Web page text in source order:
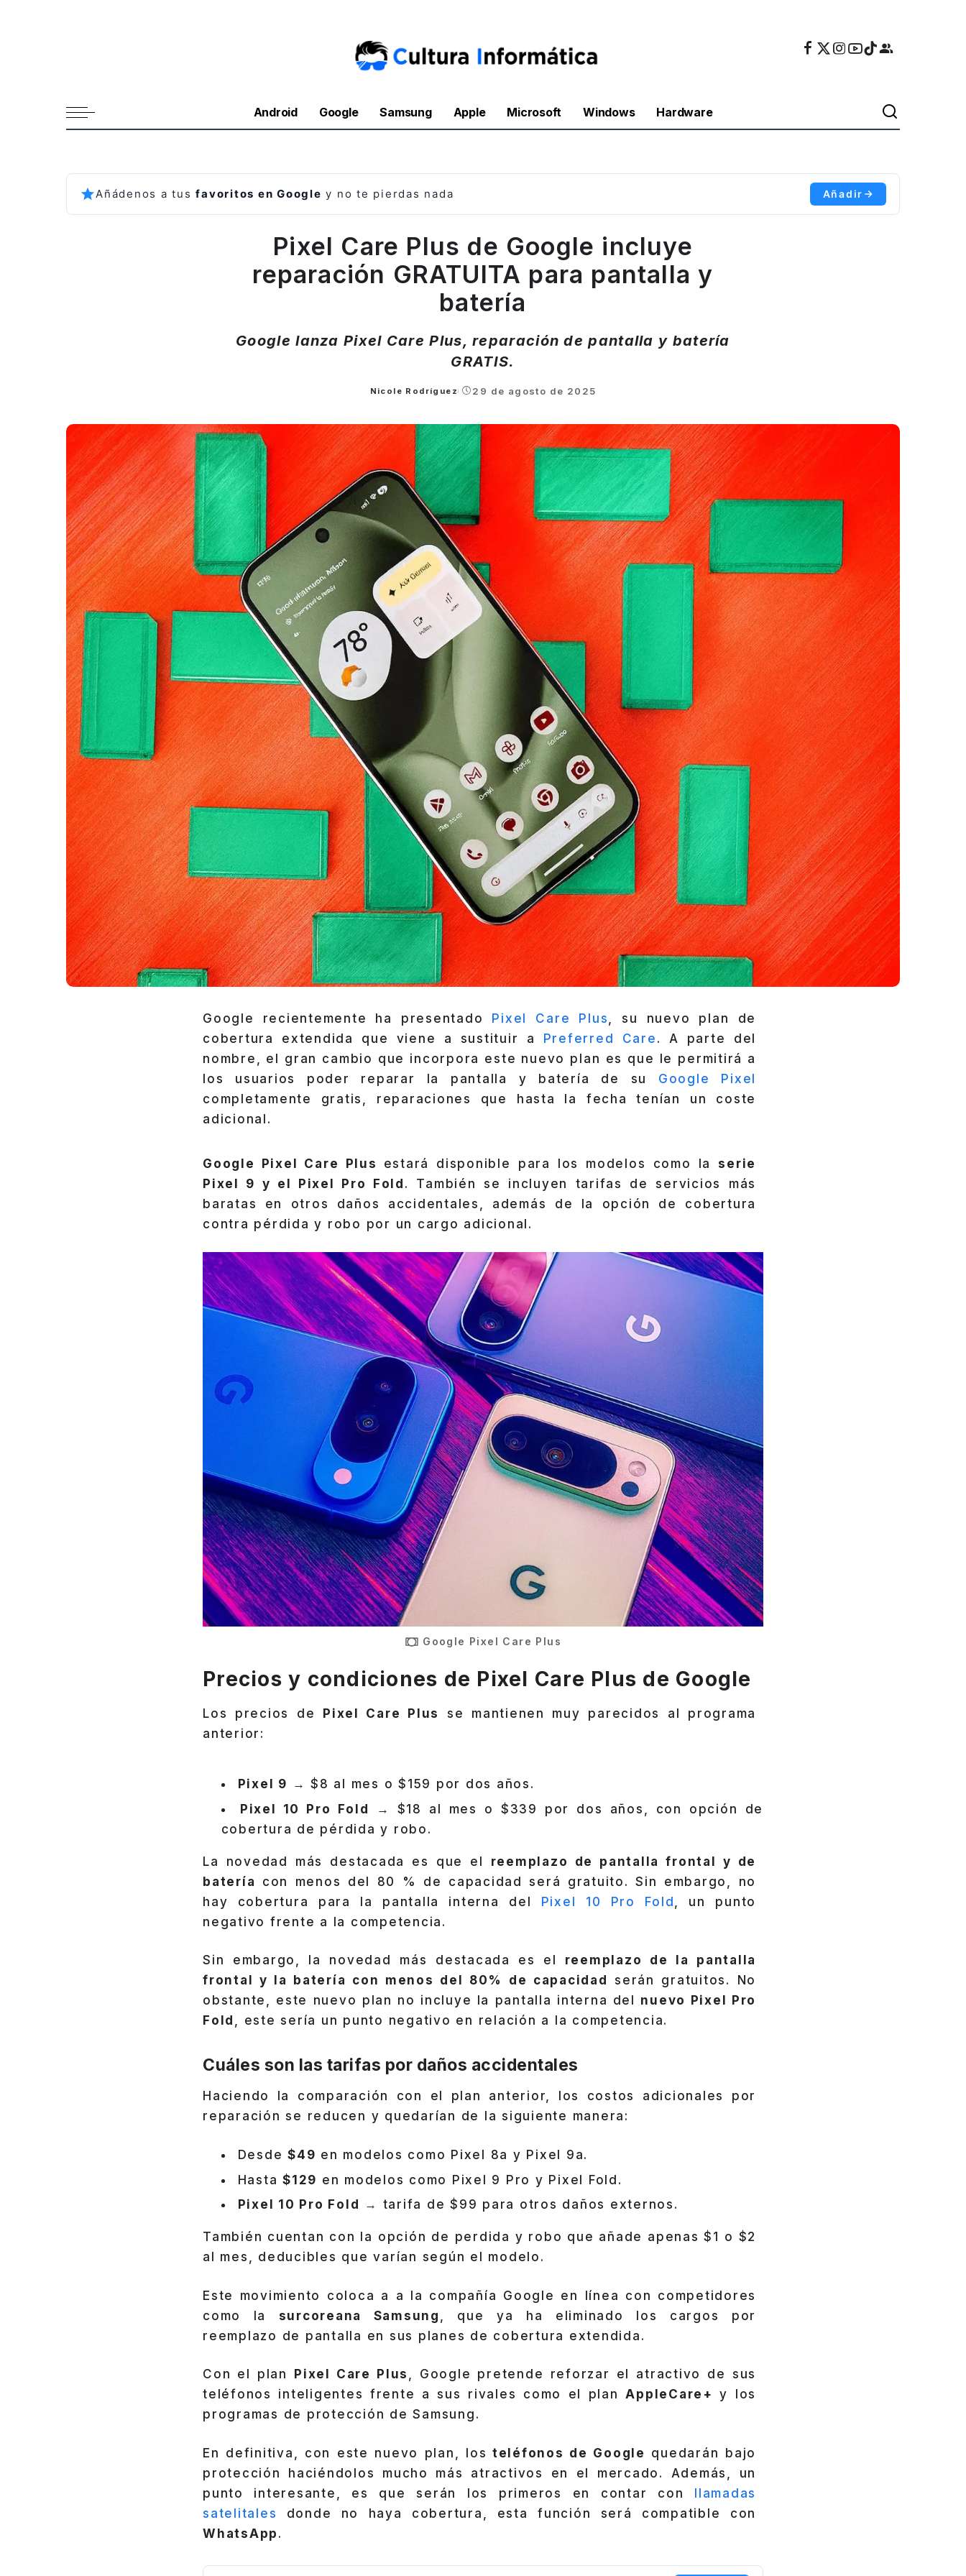
Android Google Samsung Apple Microsoft Windows Hardware
Añádenos a tusfavoritos en Google y no te pierdas nada Añadir
Pixel Care Plus de Google incluye
reparación GRATUITA para pantalla y
batería
Google lanza Pixel Care Plus, reparación de pantalla y batería
GRATIS.
Posted
Nicole Rodríguez 29 de agosto de 2025
Google recientemente ha presentado Pixel Care Plus, su nuevo plan de
cobertura extendida que viene a sustituir a
Preferred Care . A parte del
nombre, el gran cambio que incorpora este nuevo plan es que le permitirá a
los usuarios poder reparar la pantalla y batería de su Google Pixel
completamente gratis, reparaciones que hasta la fecha tenían un coste
adicional.
Google Pixel Care Plus estará disponible para los modelos como laserie
Pixel 9 y el Pixel Pro Fold . También se incluyen tarifas de servicios más
baratas en otros daños accidentales, además de la opción de cobertura
contra pérdida y robo por un cargo adicional.
Google Pixel Care Plus
Precios y condiciones de Pixel Care Plus de Google
Los precios de Pixel Care Plus
se mantienen muy parecidos al programa
anterior:
Pixel 9 → $8 al mes o $159 por dos años.
Pixel 10 Pro Fold
→ $18 al mes o $339 por dos años, con opción de
cobertura de pérdida y robo.
La novedad más destacada es que el reemplazo de pantalla frontal y de
batería
con menos del 80 % de capacidad será gratuito. Sin embargo, no
hay cobertura para la pantalla interna del Pixel 10 Pro Fold
, un punto
negativo frente a la competencia.
Sin embargo, la novedad más destacada es el
reemplazo de la pantalla
frontal y la batería con menos del 80% de capacidad
serán gratuitos. No
obstante, este nuevo plan no incluye la pantalla interna del nuevo Pixel Pro
Fold , este sería un punto negativo en relación a la competencia.
Cuáles son las tarifas por daños accidentales
Haciendo la comparación con el plan anterior, los costos adicionales por
reparación se reducen y quedarían de la siguiente manera:
Desde $49 en modelos como Pixel 8a y Pixel 9a.
Hasta $129 en modelos como Pixel 9 Pro y Pixel Fold.
Pixel 10 Pro Fold
→ tarifa de $99 para otros daños externos.
También cuentan con la opción de perdida y robo que añade apenas $1 o $2
al mes, deducibles que varían según el modelo.
Este movimiento coloca a a la compañía Google en línea con competidores
como la surcoreana Samsung
, que ya ha eliminado los cargos por
reemplazo de pantalla en sus planes de cobertura extendida.
Con el plan Pixel Care Plus , Google pretende reforzar el atractivo de sus
teléfonos inteligentes frente a sus rivales como el planAppleCare+ y los
programas de protección de Samsung.
En definitiva, con este nuevo plan, los teléfonos de Google quedarán bajo
protección haciéndolos mucho más atractivos en el mercado. Además, un
punto interesante, es que serán los primeros en contar con
llamadas
satelitales
donde no haya cobertura, esta función será compatible con
WhatsApp .